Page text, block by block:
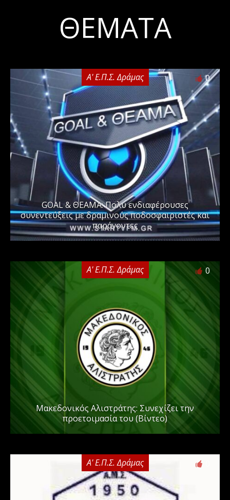
ΘΈΜΑΤΑ
Α' Ε.Π.Σ. Δράμας 0
GOAL & ΘΕΑΜΑ: Πολύ ενδιαφέρουσες
συνεντεύξεις με δραμινούς ποδοσφαιριστές και
παράγοντες
Α' Ε.Π.Σ. Δράμας 0
Μακεδονικός Αλιστράτης: Συνεχίζει την
προετοιμασία του (Βίντεο)
Α' Ε.Π.Σ. Δράμας